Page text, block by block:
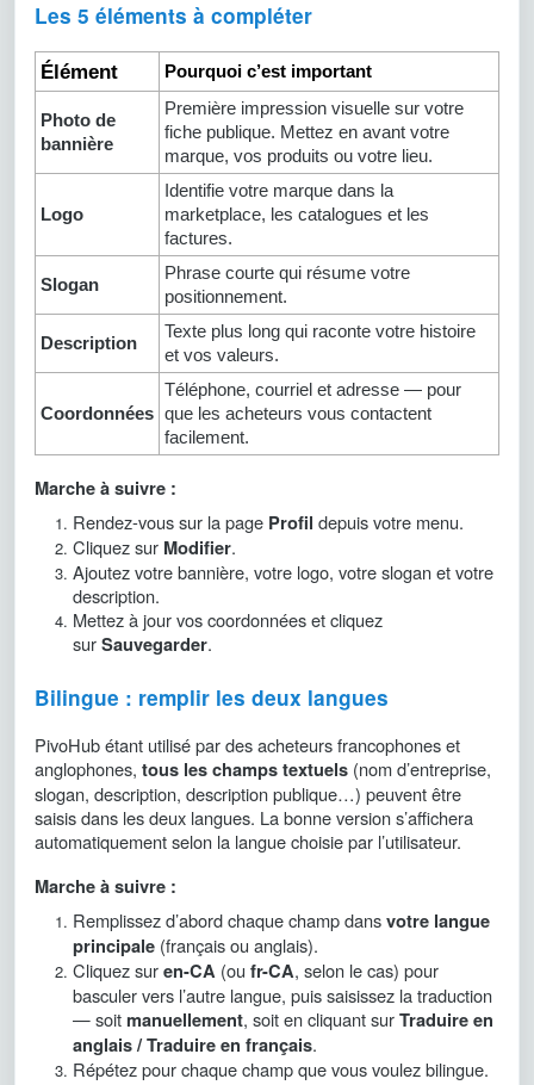
Les 5 éléments à compléter
Élément Pourquoi c’est important
Photo de
bannière
Première impression visuelle sur votre
fiche publique. Mettez en avant votre
marque, vos produits ou votre lieu.
Logo
Identifie votre marque dans la
marketplace, les catalogues et les
factures.
Slogan
Phrase courte qui résume votre
positionnement.
Description
Texte plus long qui raconte votre histoire
et vos valeurs.
Coordonnées
Téléphone, courriel et adresse — pour
que les acheteurs vous contactent
facilement.
Marche à suivre :
Rendez-vous sur la page Profil depuis votre menu.
Cliquez sur Modifier.
Ajoutez votre bannière, votre logo, votre slogan et votre
description.
Mettez à jour vos coordonnées et cliquez
surSauvegarder.
Bilingue : remplir les deux langues
PivoHub étant utilisé par des acheteurs francophones et
anglophones, tous les champs textuels (nom d’entreprise,
slogan, description, description publique…) peuvent être
saisis dans les deux langues. La bonne version s’affichera
automatiquement selon la langue choisie par l’utilisateur.
Marche à suivre :
Remplissez d’abord chaque champ dansvotre langue
principale (français ou anglais).
Cliquez suren-CA (ou fr-CA, selon le cas) pour
basculer vers l’autre langue, puis saisissez la traduction
— soitmanuellement, soit en cliquant surTraduire en
anglais / Traduire en français.
Répétez pour chaque champ que vous voulez bilingue.